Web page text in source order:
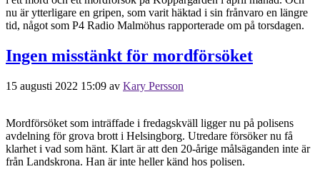
nu är ytterligare en gripen, som varit häktad i sin frånvaro en längre
tid, något som P4 Radio Malmöhus rapporterade om på torsdagen.
Ingen misstänkt för mordförsöket
15 augusti 2022 15:09 av Kary Persson
Mordförsöket som inträffade i fredagskväll ligger nu på polisens
avdelning för grova brott i Helsingborg. Utredare försöker nu få
klarhet i vad som hänt. Klart är att den 20-årige målsäganden inte är
från Landskrona. Han är inte heller känd hos polisen.